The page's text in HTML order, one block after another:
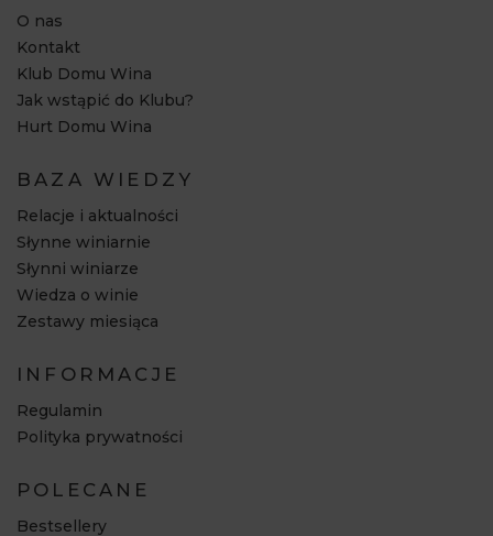
O nas
Kontakt
Klub Domu Wina
Jak wstąpić do Klubu?
Hurt Domu Wina
BAZA WIEDZY
Relacje i aktualności
Słynne winiarnie
Słynni winiarze
Wiedza o winie
Zestawy miesiąca
INFORMACJE
Regulamin
Polityka prywatności
POLECANE
Bestsellery